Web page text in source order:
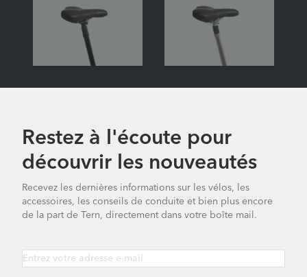
Restez à l'écoute pour
découvrir les nouveautés
Recevez les dernières informations sur les vélos, les
accessoires, les conseils de conduite et bien plus encore
de la part de Tern, directement dans votre boîte mail.